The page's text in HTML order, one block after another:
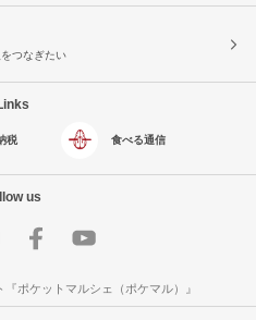
つなぎたい
税 食べる通信
us
ポケットマルシェ（ポケマル）』